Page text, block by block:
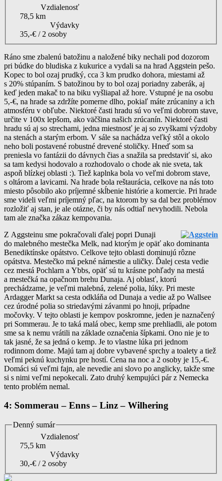
Vzdialenosť
78,5 km
Výdavky
35,-€ / 2 osoby
Ráno sme zbalenú batožinu a naložené biky nechali pod dozorom
pri búdke do bludiska z kukurice a vydali sa na hrad Aggstein pešo.
Kopec to bol ozaj prudký, cca 3 km prudko dohora, miestami až
s 20% stúpaním. S batožinou by to bol ozaj poriadny zaberák, aj
keď jeden makač to na biku vyšliapal až hore. Vstupné je na osobu
5,-€, na hrade sa zdržíte pomerne dlho, pokiaľ máte zrúcaniny a ich
atmosféru v obľube. Niektoré časti hradu sú vo veľmi dobrom stave,
určite v 100x lepšom, ako väčšina našich zrúcanín. Niektoré časti
hradu sú aj so strechami, jedna miestnosť je aj so zvyškami výzdoby
na stenách a starým erbom. V sále sa nachádza veľký stôl a okolo
neho boli postavené robustné drevené stoličky. Hneď som sa
preniesla vo fantázii do dávnych čias a snažila sa predstaviť si, ako
sa tam kedysi hodovalo a rozhodovalo o chode ak nie sveta, tak
aspoň blízkej oblasti :). Tiež kaplnka bola vo veľmi dobrom stave,
s oltárom a lavicami. Na hrade bola reštaurácia, celkove na nás toto
miesto pôsobilo ako príjemné skĺbenie histórie a komercie. Pri hrade
sme videli veľmi príjemný pľac, na ktorom by sa dal bez problémov
rozložiť aj stan, je ale otázne, či by nás odtiaľ nevyhodili. Nebola
tam ale značka zákaz kempovania.
Z Aggsteinu sme pokračovali ďalej popri Dunaji
do malebného mestečka Melk, nad ktorým je opäť ako dominanta
Benediktínske opátstvo. Celkove tejto oblasti dominujú rôzne
opátstva. Mestečko má pekné námestie a uličky. Ďalej cesta vedie
cez mestá Pochlarn a Ybbs, opäť sú tu krásne pohľady na mestá
a mestečká na opačnom brehu Dunaja. Aj oblasť, ktorú
prechádzame, je veľmi malebná, zelené polia, lúky. Pri meste
Ardagger Markt sa cesta odkláňa od Dunaja a vedie až po Wallsee
cez úrodné polia so striedavými závanmi po hnoji, prípadne
močovky. V tejto oblasti je kempov poskromne, jeden je naznačený
pri Sommerau. Je to taká malá obec, kemp sme prehliadli, ale potom
sme sa k nemu vrátili na základe označenia šípkami. Ono nie je to
tak jasné, že sa jedná o kemp. Je to vlastne lúka pri jednom
rodinnom dome. Majú tam aj dobre vybavené sprchy a toalety a tiež
veľmi peknú kuchynku pre hostí. Cena na noc a 2 osoby je 15,-€.
Domáci sú veľmi fajn, ale nevedie ani slovo po anglicky, takže sme
si s nimi veľmi nepokecali. Zato druhý kempujúci pár z Nemecka
tento problém nemal.
4: Sommerau – Enns – Linz – Wilhering
Denný sumár
Vzdialenosť
75,5 km
Výdavky
30,-€ / 2 osoby